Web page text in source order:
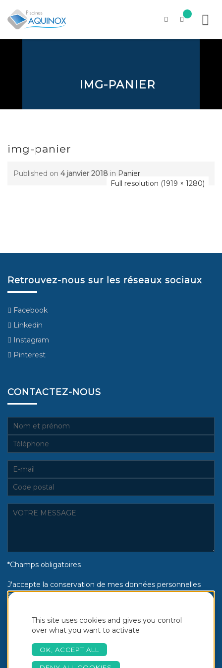
IMG-PANIER
img-panier
Published on 4 janvier 2018 in Panier
Full resolution (1919 × 1280)
Retrouvez-nous sur les réseaux sociaux
Facebook
Linkedin
Instagram
Pinterest
CONTACTEZ-NOUS
*Champs obligatoires
J'accepte la conservation de mes données personnelles
selon la politique de confidentialité Piscines Aquinox :
This site uses cookies and gives you control
over what you want to activate
OK, ACCEPT ALL